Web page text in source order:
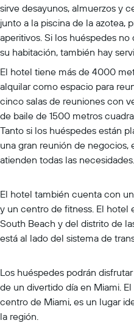
sirve desayunos, almuerzos y
junto a la piscina de la azotea,
aperitivos. Si los huéspedes
su habitación, también hay
El hotel tiene más de 4000
alquilar como espacio para
cinco salas de reuniones con
de baile de 1500 metros
Tanto si los huéspedes están
una gran reunión de negocios,
atienden todas las necesidades.
El hotel también cuenta con
y un centro de fitness. El hotel
South Beach y del distrito de
está al lado del sistema de
Los huéspedes podrán
de un divertido día en Miami.
centro de Miami, es un lugar
la región.